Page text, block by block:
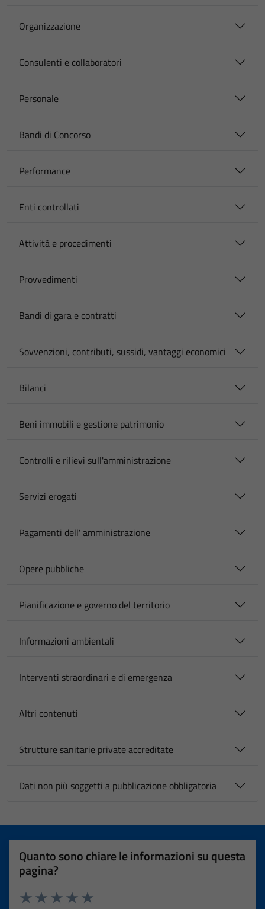
Organizzazione
Consulenti e collaboratori
Personale
Bandi di Concorso
Performance
Enti controllati
Attività e procedimenti
Provvedimenti
Bandi di gara e contratti
Sovvenzioni, contributi, sussidi, vantaggi economici
Bilanci
Beni immobili e gestione patrimonio
Controlli e rilievi sull'amministrazione
Servizi erogati
Pagamenti dell' amministrazione
Opere pubbliche
Pianificazione e governo del territorio
Informazioni ambientali
Interventi straordinari e di emergenza
Altri contenuti
Strutture sanitarie private accreditate
Dati non più soggetti a pubblicazione obbligatoria
Quanto sono chiare le informazioni su questa
pagina?